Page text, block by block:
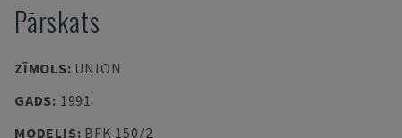
Pārskats
ZĪMOLS: UNION
GADS: 1991
MODELIS: BFK 150/2